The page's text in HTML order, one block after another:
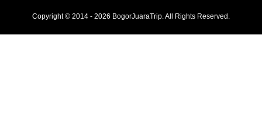
Copyright © 2014 - 2026 BogorJuaraTrip. All Rights Reserved.